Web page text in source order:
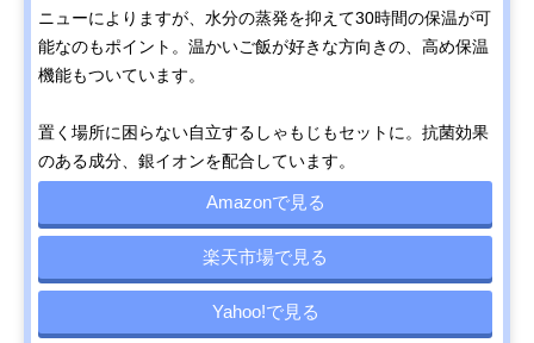
ニューによりますが、水分の蒸発を抑えて30時間の保温が可
能なのもポイント。温かいご飯が好きな方向きの、高め保温
機能もついています。
置く場所に困らない自立するしゃもじもセットに。抗菌効果
のある成分、銀イオンを配合しています。
Amazonで見る
楽天市場で見る
Yahoo!で見る